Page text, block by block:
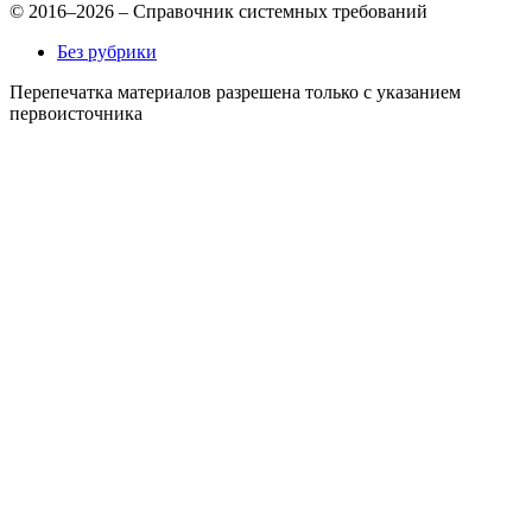
© 2016–2026 – Справочник системных требований
Без рубрики
Перепечатка материалов разрешена только с указанием
первоисточника